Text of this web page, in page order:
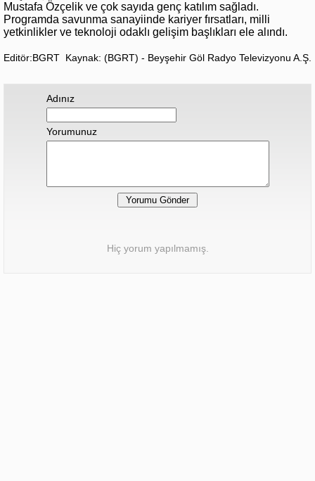
Mustafa Özçelik ve çok sayıda genç katılım sağladı.
Programda savunma sanayiinde kariyer fırsatları, milli
yetkinlikler ve teknoloji odaklı gelişim başlıkları ele alındı.
Editör:BGRT Kaynak: (BGRT) - Beyşehir Göl Radyo Televizyonu A.Ş.
Adınız
Yorumunuz
Hiç yorum yapılmamış.